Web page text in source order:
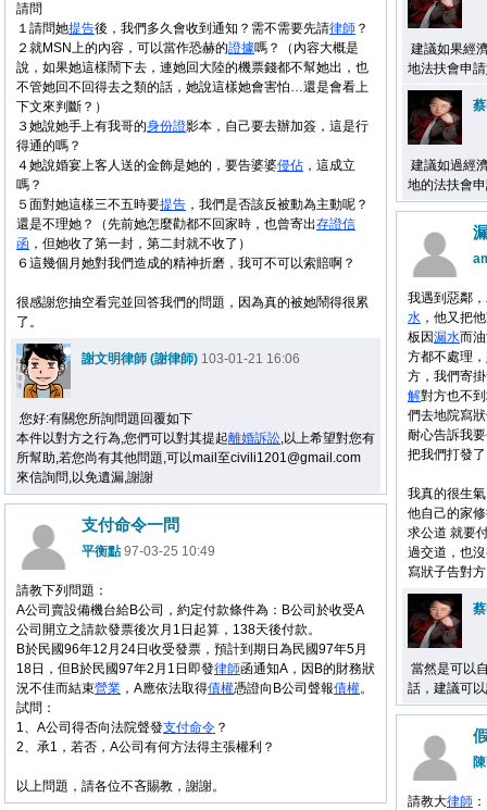
請問
１請問她提告後，我們多久會收到通知？需不需要先請律師 ？
２就MSN上的內容，可以當作恐赫的證據嗎？（內容大概是
說，如果她這樣鬧下去，連她回大陸的機票錢都不幫她出，也
不管她回不回得去之類的話，她說這樣她會害怕…還是會看上
下文來判斷？）
３她說她手上有我哥的身份證影本，自己要去辦加簽，這是行
得通的嗎？
４她說婚宴上客人送的金飾是她的，要告婆婆侵佔 ，這成立
嗎？
５面對她這樣三不五時要提告 ，我們是否該反被動為主動呢？
還是不理她？（先前她怎麼勸都不回家時，也曾寄出存證信
函 ，但她收了第一封，第二封就不收了）
６這幾個月她對我們造成的精神折磨，我可不可以索賠啊？
很感謝您抽空看完並回答我們的問題，因為真的被她鬧得很累
了。
謝文明律師 (謝律師) 103-01-21 16:06
您好:有關您所詢問題回覆如下
本件以對方之行為,您們可以對其提起離婚訴訟,以上希望對您有
所幫助,若您尚有其他問題,可以mail至civili1201@gmail.com
來信詢問,以免遺漏,謝謝
建議如果經
地法扶會申請
建議如過經
地的法扶會
我遇到惡鄰
水 ，他又把
板因漏水而
方都不處理，
方，我們寄
解對方也不
們去地院寫
耐心告訴我
把我們打發
我真的很生
他自己的家
求公道 就要
過交道，也
寫狀子告對
當然是可以
話，建議可
支付命令一問
平衡點 97-03-25 10:49
請教下列問題：
A公司賣設備機台給B公司，約定付款條件為：B公司於收受A
公司開立之請款發票後次月1日起算，138天後付款。
B於民國96年12月24日收受發票，預計到期日為民國97年5月
18日，但B於民國97年2月1日即發律師函通知A，因B的財務狀
況不佳而結束營業 ，A應依法取得債權憑證向B公司聲報債權。
試問：
1、A公司得否向法院聲發支付命令 ？
2、承1，若否，A公司有何方法得主張權利？
以上問題，請各位不吝賜教，謝謝。
請教大律師 ：